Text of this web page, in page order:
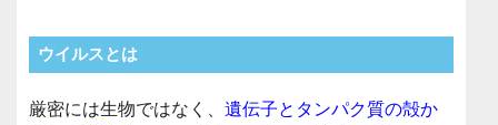
ウイルスとは
厳密には生物ではなく、 遺伝子とタンパク質の殻か